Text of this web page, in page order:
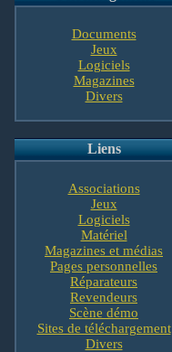
Documents
Jeux
Logiciels
Magazines
Divers
Liens
Associations
Jeux
Logiciels
Matériel
Magazines et médias
Pages personnelles
Réparateurs
Revendeurs
Scène démo
Sites de téléchargement
Divers